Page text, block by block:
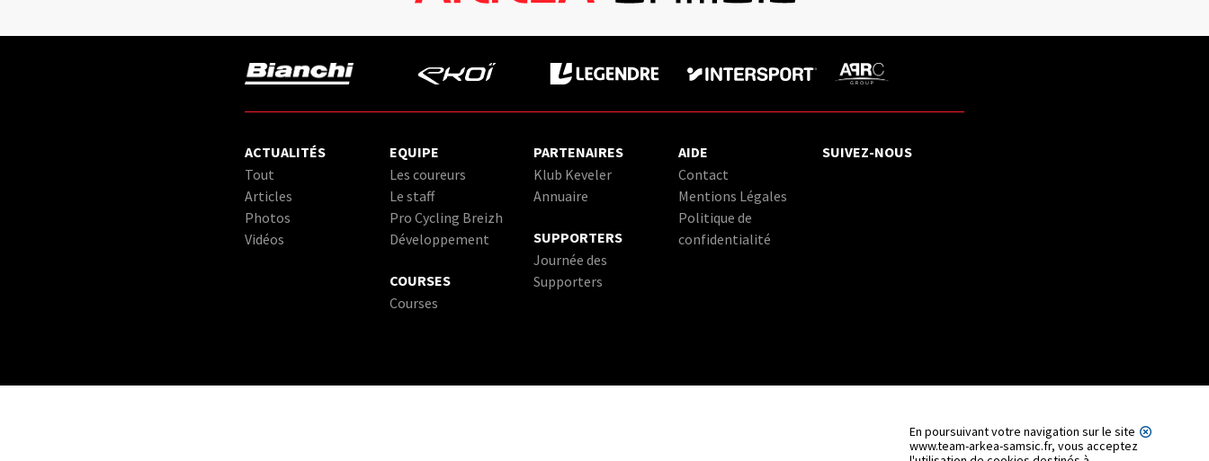
En poursuivant votre navigation sur le site
www.team-arkea-samsic.fr, vous acceptez
ACTUALITÉS
Tout
Articles
Photos
Vidéos
EQUIPE
Les coureurs
Le staff
Pro Cycling Breizh
Développement
COURSES
Courses
PARTENAIRES
Klub Keveler
Annuaire
SUPPORTERS
Journée des
Supporters
AIDE
Contact
Mentions Légales
Politique de
confidentialité
SUIVEZ-NOUS